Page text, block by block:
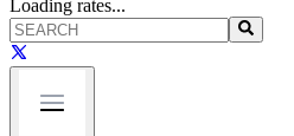
Loading rates...